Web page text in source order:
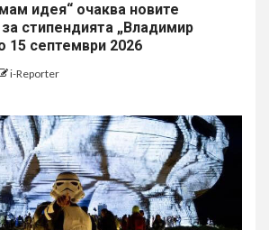
идея“ очаква новите
стипендията „Владимир
15 септември 2026
i-Reporter